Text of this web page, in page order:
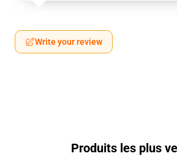
Write your review
Produits les plus